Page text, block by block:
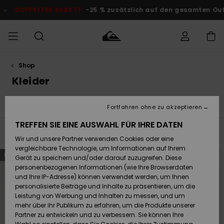
Produkt
springen
DOPPELTER RABATT -25 % zusätzlich auf den gesamten
MÄNNER
Accessoires
Schuhe&
Flip-Flops
Surf
Snow
JUNGEN
Accessoires
Schuhe&
Flip-Flops
Surf
Snow
FRAUEN
Brandneu
Highlights
Snow
SURF
Kinder
Highlights
Community
SNOW
Kinder
Snow Shop
Damen
Highlights
DOPPELTER
RABATT
KINDER
Outlet
Frauen
Versand
Retouren
Bezahlung
Geschenkkarte
Quiksilver
Shop
Kleider
Unterteile Jacken & Sweatshirts
Direkt
zu
den
Filterkriterien
springen
Überspringen
und
filtern
BRANDNEU
TREFFEN SIE EINE AUSWAHL FÜR IHRE DATEN
Wir und unsere Partner verwenden Cookies oder eine
vergleichbare Technologie, um Informationen auf Ihrem
Gerät zu speichern und/oder darauf zuzugreifen. Diese
personenbezogenen Informationen (wie Ihre Browserdaten
und Ihre IP-Adresse) können verwendet werden, um Ihnen
personalisierte Beiträge und Inhalte zu präsentieren, um die
Leistung von Werbung und Inhalten zu messen, und um
mehr über ihr Publikum zu erfahren, um die Produkte unserer
Partner zu entwickeln und zu verbessern. Sie können Ihre
Fortfahren ohne zu akzeptieren